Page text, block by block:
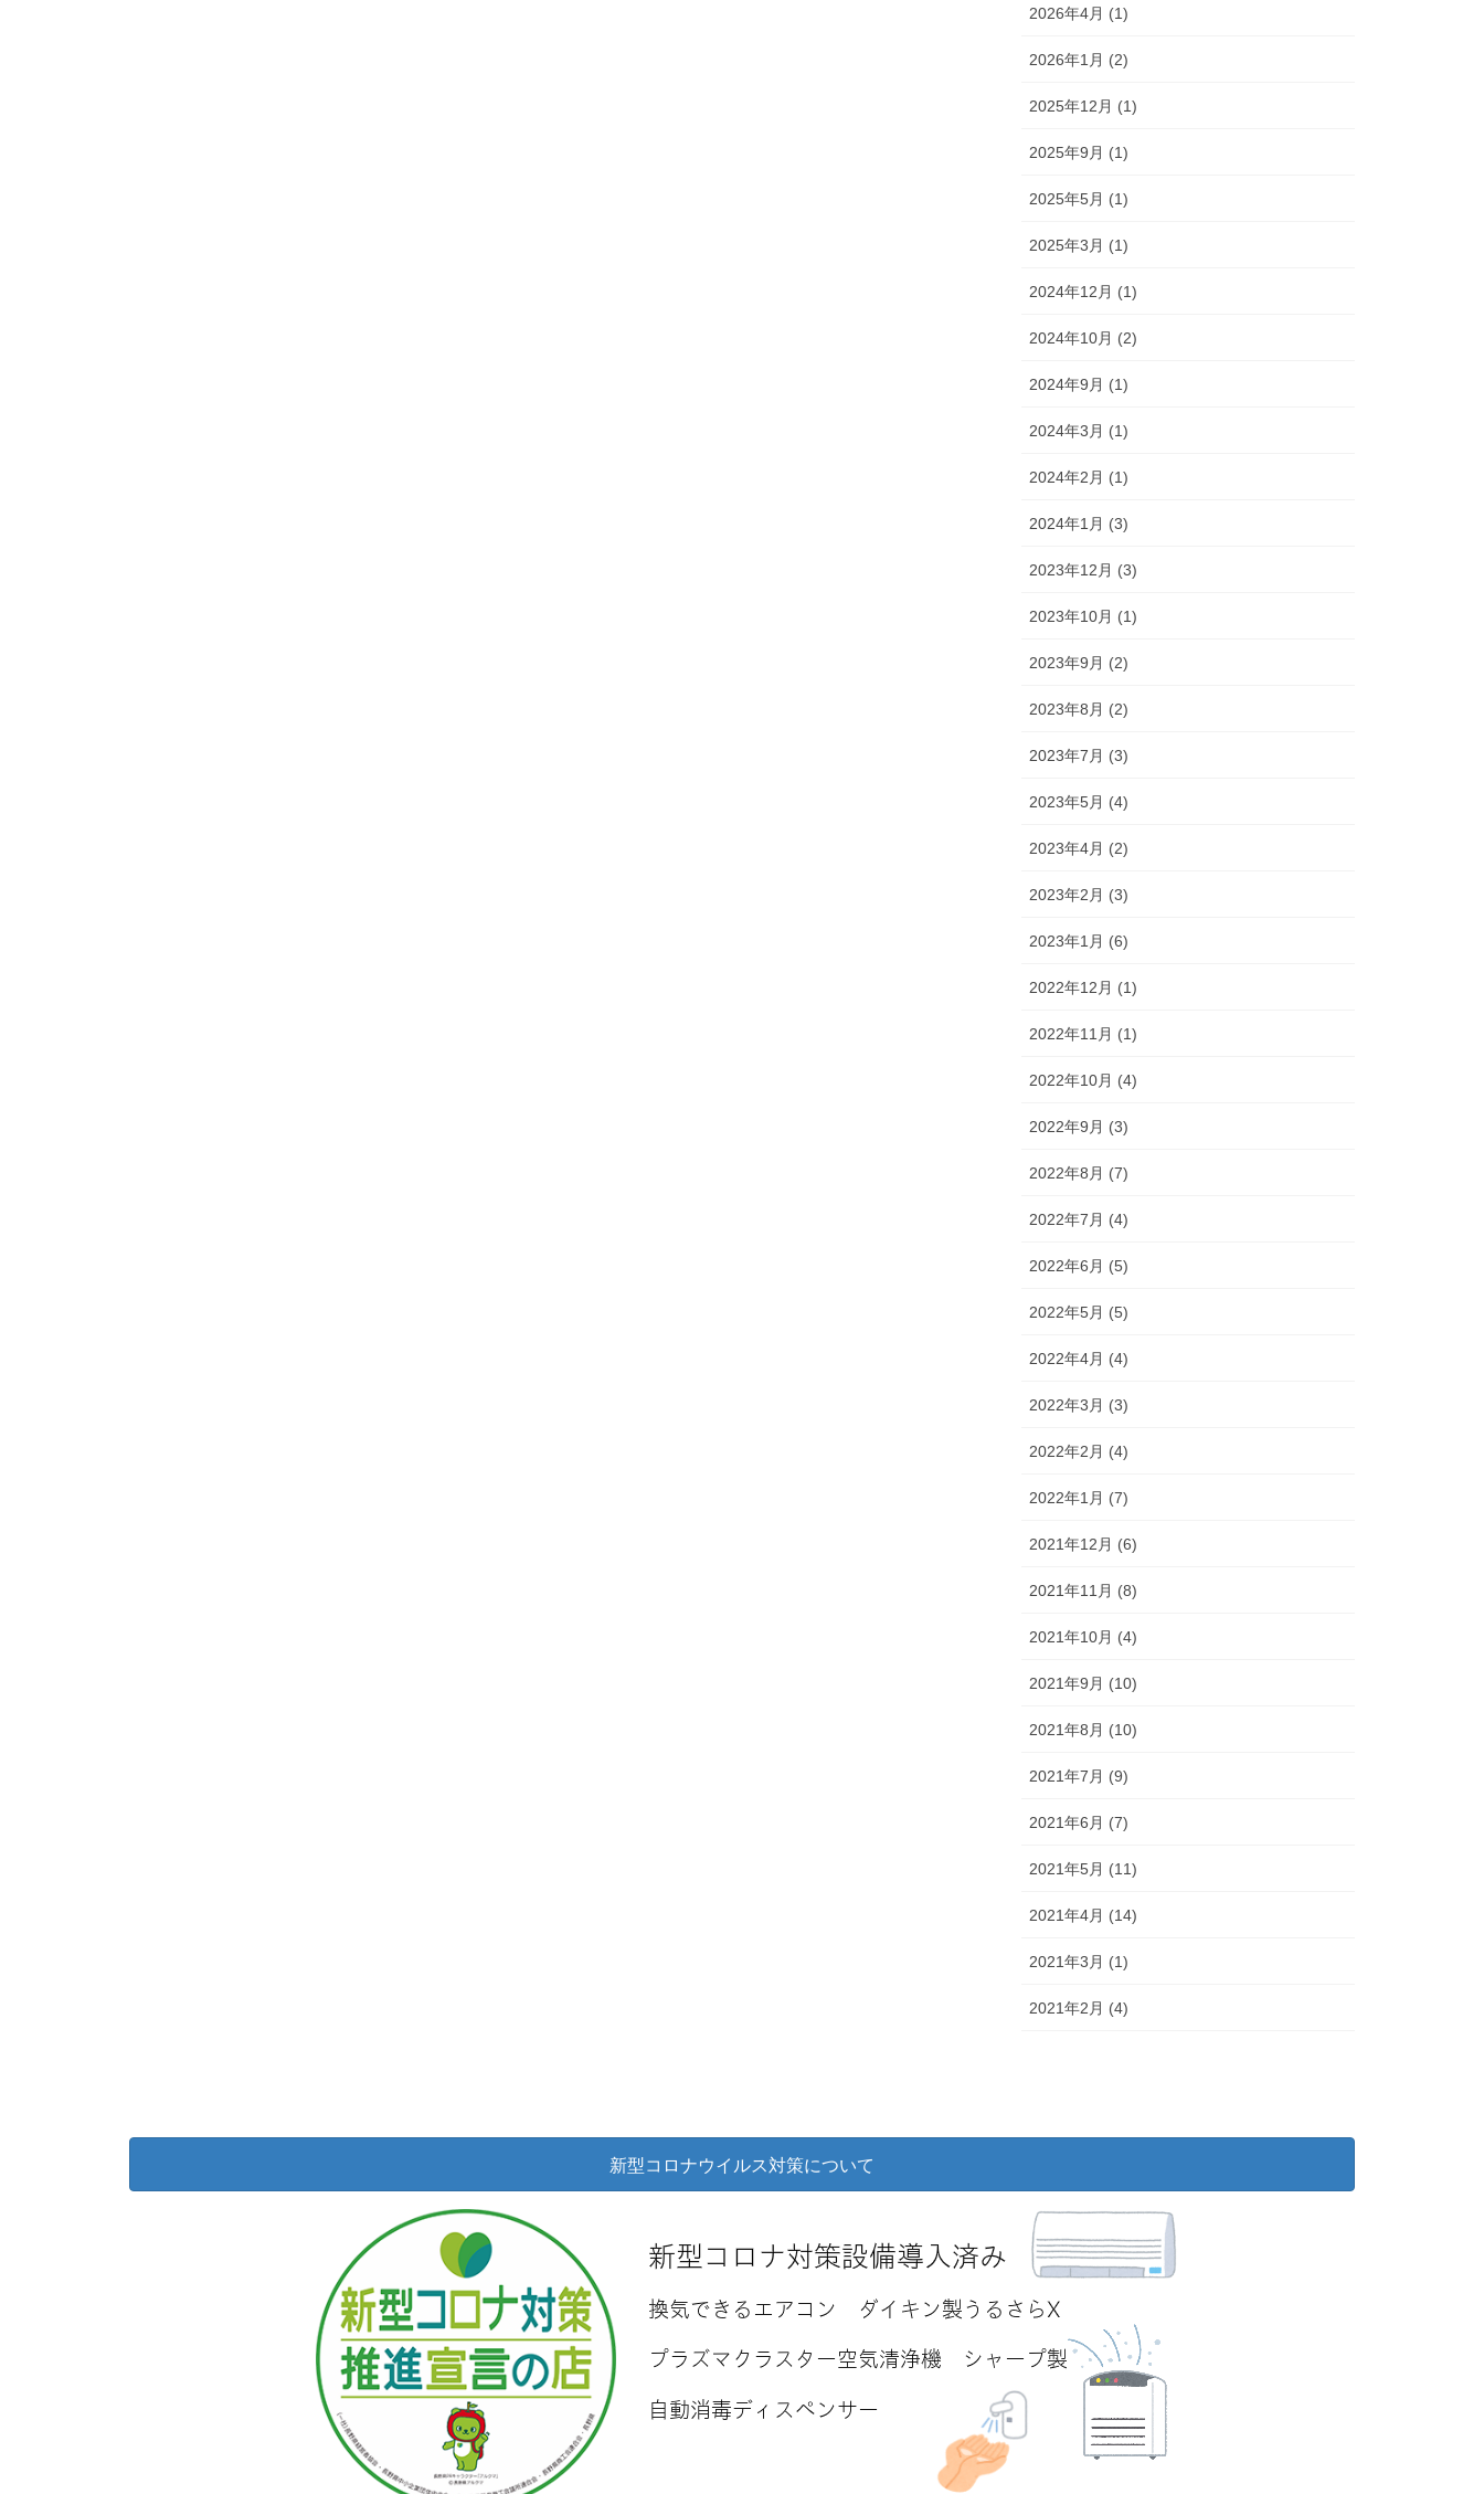
2026年4月 (1)
2026年1月 (2)
2025年12月 (1)
2025年9月 (1)
2025年5月 (1)
2025年3月 (1)
2024年12月 (1)
2024年10月 (2)
2024年9月 (1)
2024年3月 (1)
2024年2月 (1)
2024年1月 (3)
2023年12月 (3)
2023年10月 (1)
2023年9月 (2)
2023年8月 (2)
2023年7月 (3)
2023年5月 (4)
2023年4月 (2)
2023年2月 (3)
2023年1月 (6)
2022年12月 (1)
2022年11月 (1)
2022年10月 (4)
2022年9月 (3)
2022年8月 (7)
2022年7月 (4)
2022年6月 (5)
2022年5月 (5)
2022年4月 (4)
2022年3月 (3)
2022年2月 (4)
2022年1月 (7)
2021年12月 (6)
2021年11月 (8)
2021年10月 (4)
2021年9月 (10)
2021年8月 (10)
2021年7月 (9)
2021年6月 (7)
2021年5月 (11)
2021年4月 (14)
2021年3月 (1)
2021年2月 (4)
新型コロナウイルス対策について